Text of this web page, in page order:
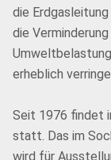
die
die
erheblich
Seit 1976 findet
statt. Das im
wird für